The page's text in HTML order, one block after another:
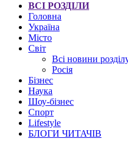
ВСІ РОЗДІЛИ
Головна
Україна
Місто
Світ
Всі новини
Росія
Бізнес
Наука
Шоу-бізнес
Спорт
Lifestyle
БЛОГИ ЧИТАЧІВ